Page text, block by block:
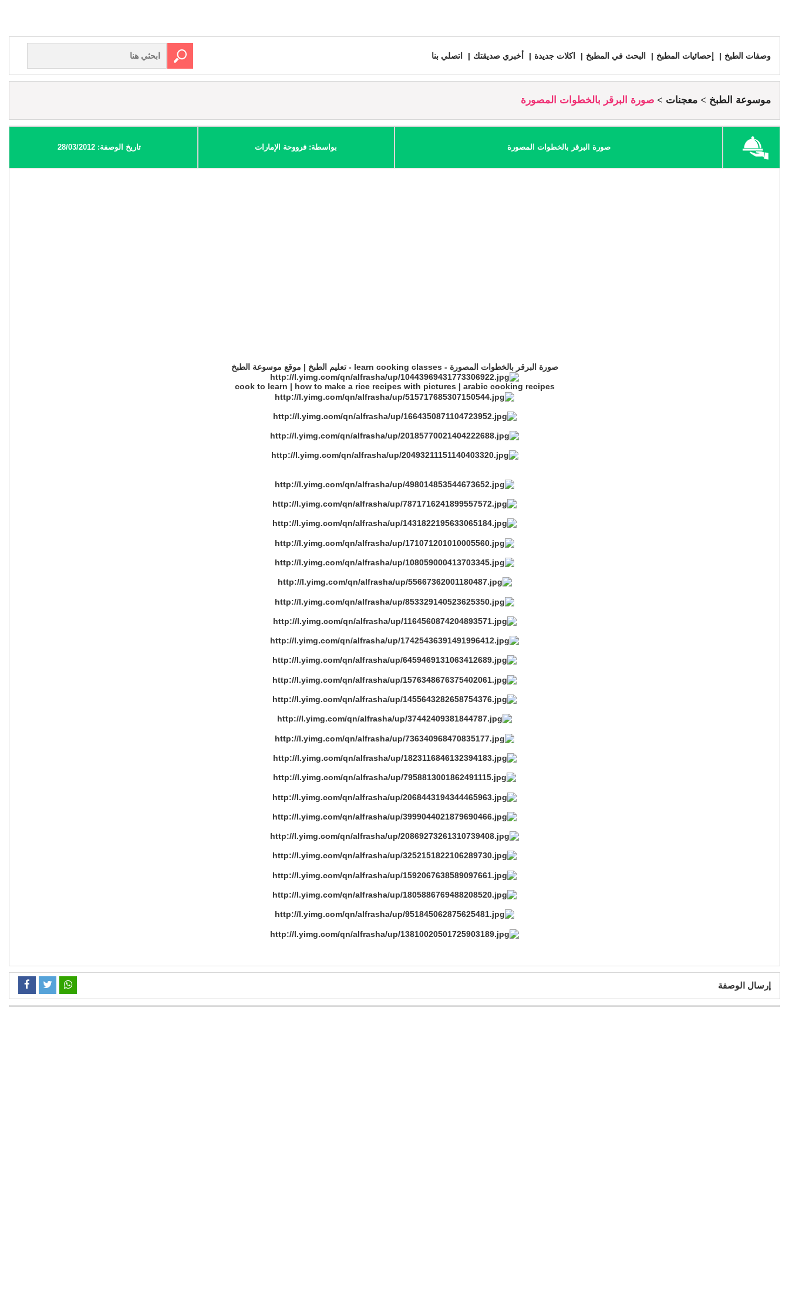
وصفات الطبخ إحصائيات المطبخ البحث في المطبخ اكلات جديدة أخبري صديقتك اتصلي بنا
موسوعة الطبخ معجنات صورة البرقر بالخطوات المصورة
صورة البرقر بالخطوات المصورة بواسطة: فرووحة الإمارات تاريخ الوصفة: 28/03/2012
صورة البرقر بالخطوات المصورة - learn cooking classes - تعليم الطبخ | موقع موسوعة الطبخ
cook to learn | how to make a rice recipes with pictures | arabic cooking recipes
إرسال الوصفة